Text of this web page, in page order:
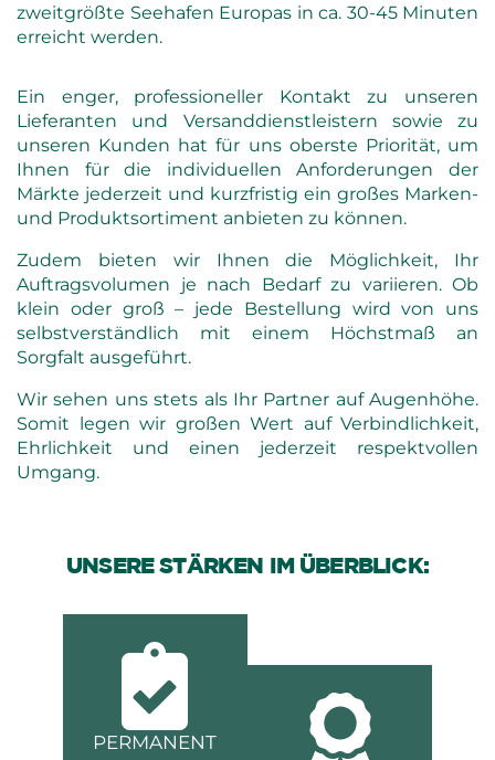
zweitgrößte Seehafen Europas in ca. 30-45 Minuten
erreicht werden.
Ein enger, professioneller Kontakt zu unseren
Lieferanten und Versanddienstleistern sowie zu
unseren Kunden hat für uns oberste Priorität, um
Ihnen für die individuellen Anforderungen der
Märkte jederzeit und kurzfristig ein großes Marken-
und Produktsortiment anbieten zu können.
Zudem bieten wir Ihnen die Möglichkeit, Ihr
Auftragsvolumen je nach Bedarf zu variieren. Ob
klein oder groß – jede Bestellung wird von uns
selbstverständlich mit einem Höchstmaß an
Sorgfalt ausgeführt.
Wir sehen uns stets als Ihr Partner auf Augenhöhe.
Somit legen wir großen Wert auf Verbindlichkeit,
Ehrlichkeit und einen jederzeit respektvollen
Umgang.
UNSERE STÄRKEN IM ÜBERBLICK:
PERMANENT